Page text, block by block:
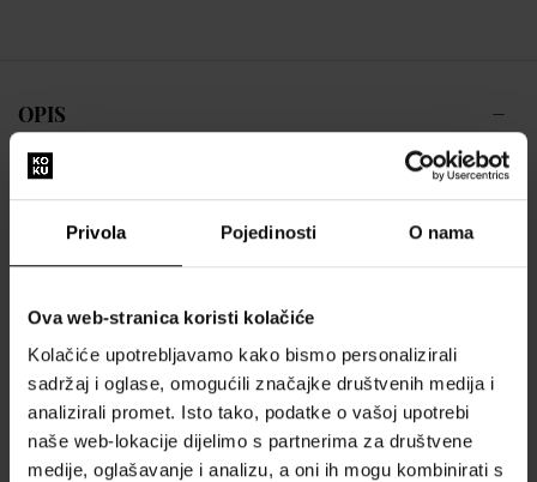
Privola Pojedinosti O nama
Ova web-stranica koristi kolačiće
Kolačiće upotrebljavamo kako bismo personalizirali
sadržaj i oglase, omogućili značajke društvenih medija i
analizirali promet. Isto tako, podatke o vašoj upotrebi
naše web-lokacije dijelimo s partnerima za društvene
medije, oglašavanje i analizu, a oni ih mogu kombinirati s
OPIS
Materijal: Srebro 925
Spol: Ženski
Veličina prstena: 16, 5 mm, RS52
Širina mm: 8
Težina proizvoda: 0,02
Opseg isporuke: Poklon kutija